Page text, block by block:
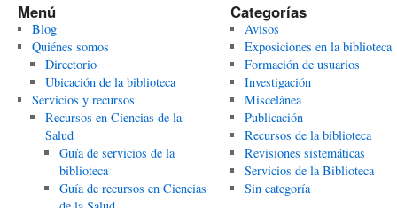
Menú
Blog
Quiénes somos
Directorio
Ubicación de la biblioteca
Servicios y recursos
Recursos en Ciencias de la
Salud
Guía de servicios de la
biblioteca
Guía de recursos en Ciencias
Categorías
Avisos
Exposiciones en la biblioteca
Formación de usuarios
Investigación
Miscelánea
Publicación
Recursos de la biblioteca
Revisiones sistemáticas
Servicios de la Biblioteca
Sin categoría